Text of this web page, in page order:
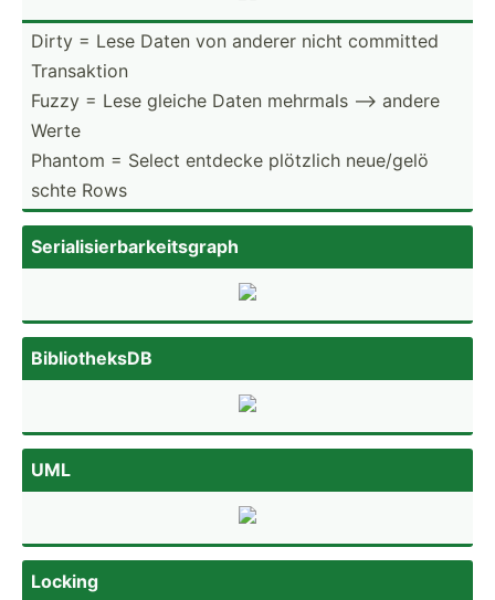
Dirty = Lese Daten von anderer nicht committed
Transa­ktion
Fuzzy = Lese gleiche Daten mehrmals --> andere
Werte
Phantom = Select entdecke plötzlich neue/g­elo­̈
schte Rows
Serial­isi­erb­ark­eit­sgraph
Biblio­theksDB
UML
Locking